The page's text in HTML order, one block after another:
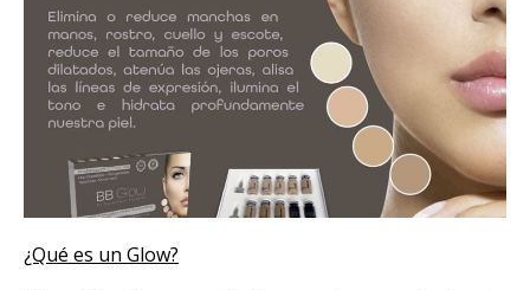
¿Qué es un Glow?